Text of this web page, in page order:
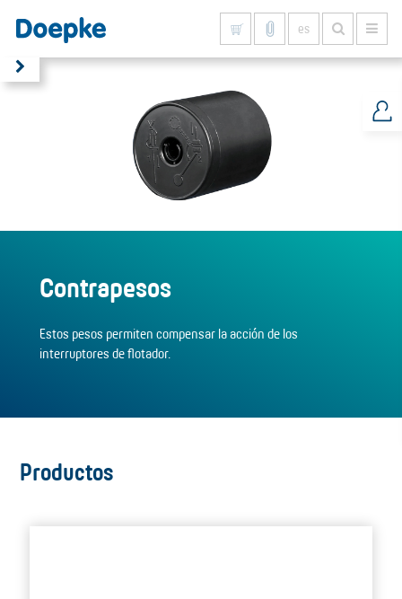
es
Contrapesos
Estos pesos permiten compensar la acción de los
interruptores de flotador.
Productos